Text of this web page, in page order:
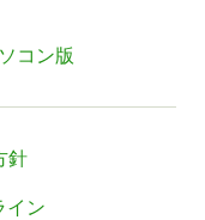
コン版
針
イン